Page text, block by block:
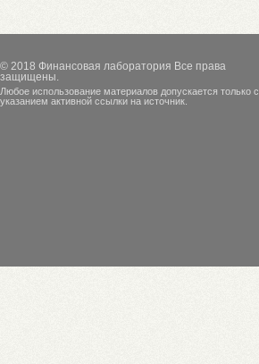
© 2018 Финансовая лаборатория Все права
защищены.
Любое использование материалов допускается только с
указанием активной ссылки на источник.